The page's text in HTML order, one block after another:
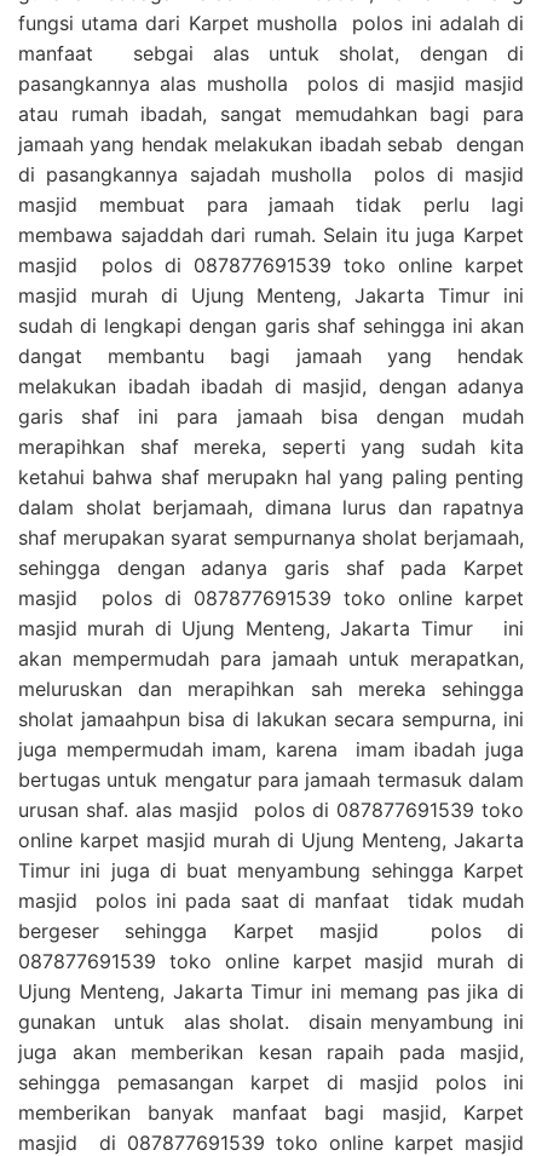
fungsi utama dari Karpet musholla polos ini adalah di
manfaat sebgai alas untuk sholat, dengan di
pasangkannya alas musholla polos di masjid masjid
atau rumah ibadah, sangat memudahkan bagi para
jamaah yang hendak melakukan ibadah sebab dengan
di pasangkannya sajadah musholla polos di masjid
masjid membuat para jamaah tidak perlu lagi
membawa sajaddah dari rumah. Selain itu juga Karpet
masjid polos di 087877691539 toko online karpet
masjid murah di Ujung Menteng, Jakarta Timur ini
sudah di lengkapi dengan garis shaf sehingga ini akan
dangat membantu bagi jamaah yang hendak
melakukan ibadah ibadah di masjid, dengan adanya
garis shaf ini para jamaah bisa dengan mudah
merapihkan shaf mereka, seperti yang sudah kita
ketahui bahwa shaf merupakn hal yang paling penting
dalam sholat berjamaah, dimana lurus dan rapatnya
shaf merupakan syarat sempurnanya sholat berjamaah,
sehingga dengan adanya garis shaf pada Karpet
masjid polos di 087877691539 toko online karpet
masjid murah di Ujung Menteng, Jakarta Timur ini
akan mempermudah para jamaah untuk merapatkan,
meluruskan dan merapihkan sah mereka sehingga
sholat jamaahpun bisa di lakukan secara sempurna, ini
juga mempermudah imam, karena imam ibadah juga
bertugas untuk mengatur para jamaah termasuk dalam
urusan shaf. alas masjid polos di 087877691539 toko
online karpet masjid murah di Ujung Menteng, Jakarta
Timur ini juga di buat menyambung sehingga Karpet
masjid polos ini pada saat di manfaat tidak mudah
bergeser sehingga Karpet masjid polos di
087877691539 toko online karpet masjid murah di
Ujung Menteng, Jakarta Timur ini memang pas jika di
gunakan untuk alas sholat. disain menyambung ini
juga akan memberikan kesan rapaih pada masjid,
sehingga pemasangan karpet di masjid polos ini
memberikan banyak manfaat bagi masjid, Karpet
masjid di 087877691539 toko online karpet masjid